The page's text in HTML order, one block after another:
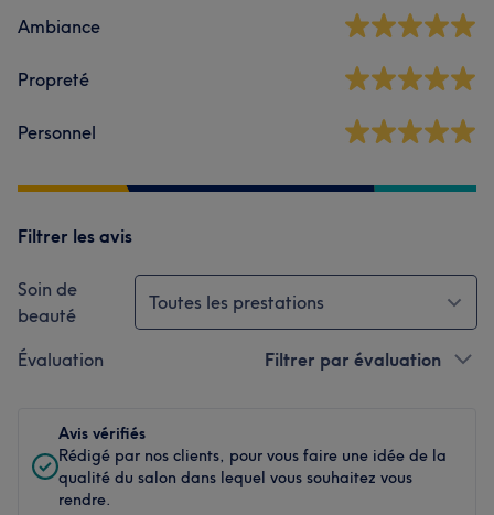
Ambiance
Propreté
Personnel
Filtrer les avis
Soin de
beauté
Toutes les prestations
Évaluation Filtrer par évaluation
Avis vérifiés
Rédigé par nos clients, pour vous faire une idée de la
qualité du salon dans lequel vous souhaitez vous
rendre.